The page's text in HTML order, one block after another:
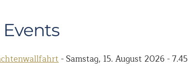
- Samstag, 15. August 2026 - 7.45